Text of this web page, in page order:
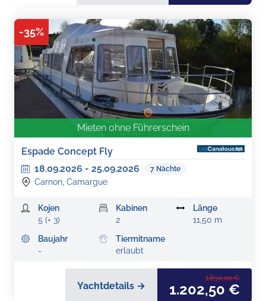
-35%
Mieten ohne Führerschein
Espade Concept Fly
18.09.2026 - 25.09.2026 7 Nächte
Carnon, Camargue
Kojen
5 (+ 3)
Kabinen
2
Länge
11,50 m
Baujahr
-
Tiermitname
erlaubt
Yachtdetails →
1.850,00 €
1.202,50 €